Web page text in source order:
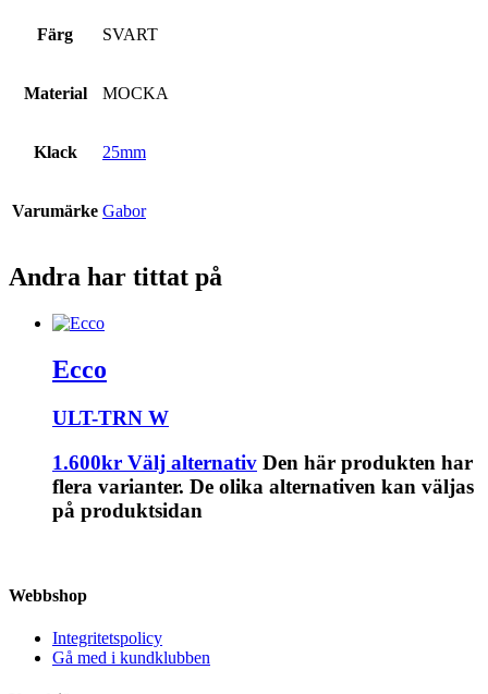
Färg SVART
Material MOCKA
Klack 25mm
Varumärke Gabor
Andra har tittat på
Ecco
ULT-TRN W
1.600kr Välj alternativ Den här produkten har
flera varianter. De olika alternativen kan väljas
på produktsidan
Webbshop
Integritetspolicy
Gå med i kundklubben